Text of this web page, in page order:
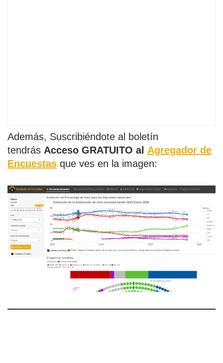
Además, Suscribiéndote al boletín
tendrás Acceso GRATUITO al Agregador de
Encuestas que ves en la imagen: